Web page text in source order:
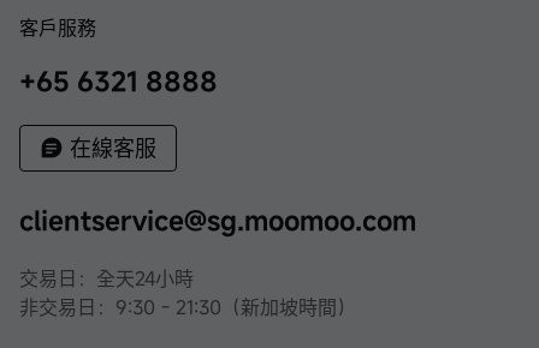
客戶服務
+65 6321 8888
在線客服
clientservice@sg.moomoo.com
交易日：全天24小時
非交易日：9:30 - 21:30（新加坡時間）